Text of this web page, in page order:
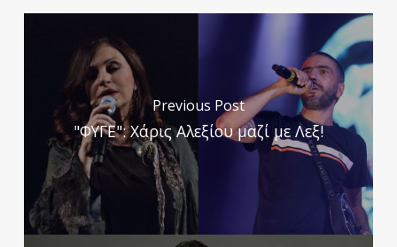
Previous Post
"ΦΥΓΕ": Χάρις Αλεξίου μαζί με Λεξ!